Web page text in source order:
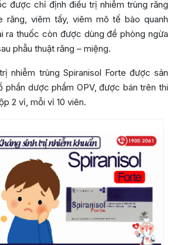
được chỉ định điều trị nhiễm trùng răng
răng, viêm tấy, viêm mô tế bào quanh
ra thuốc còn được dùng để phòng ngừa
phẫu thuật răng – miệng.
nhiễm trùng Spiranisol Forte được sản
phần dược phẩm OPV, được bán trên thi
2 vỉ, mỗi vỉ 10 viên.